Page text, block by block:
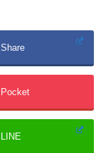
Share
Pocket
LINE